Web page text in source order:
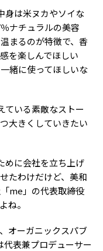
は米ヌカやソイな
ナチュラルの美容
まるのが特徴で、香
を楽しんでほしい
緒に使ってほしいな
いる素敵なストー
大きくしていきたい
に会社を立ち上げ
たわけだけど、美和
me」の代表取締役
ね。
オーガニックスパブ
代表兼プロデューサー